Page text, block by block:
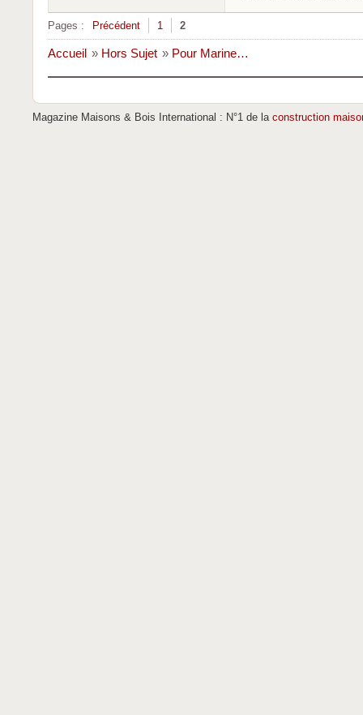
Pages : Précédent 1 2
Accueil » Hors Sujet » Pour Marine…
Magazine Maisons & Bois International : N°1 de la construction